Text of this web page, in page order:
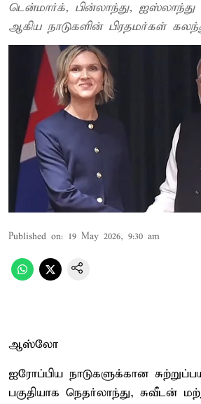
டென்மார்க், பின்லாந்து, ஐஸ்லாந்து
ஆகிய நாடுகளின் பிரதமர்கள்
Published on: 19 May 2026, 9:30 am
ஆஸ்லோ
ஐரோப்பிய நாடுகளுக்கான
பகுதியாக நெதர்லாந்து, சுவீடன்